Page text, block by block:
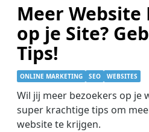
Meer Website
op je Site?
Tips!
ONLINE MARKETING SEO WEBSITES
Wil jij meer bezoekers op je
super krachtige tips om
website te krijgen.